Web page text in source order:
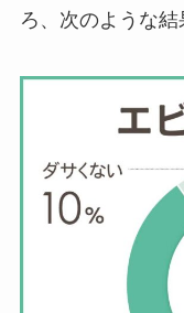
ろ、次のような結